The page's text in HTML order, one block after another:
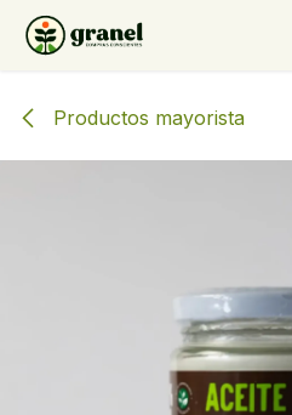
Ir al contenido
Productos mayorista